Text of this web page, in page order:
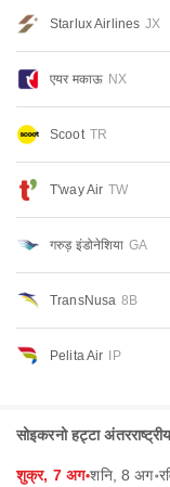
Starlux Airlines JX
एयर मकाऊ NX
Scoot TR
T'way Air TW
गरुड़ इंडोनेशिया GA
TransNusa 8B
Pelita Air IP
सोइकरनो हट्टा
शुक्र, 7 अग॰शनि, 8 अग॰